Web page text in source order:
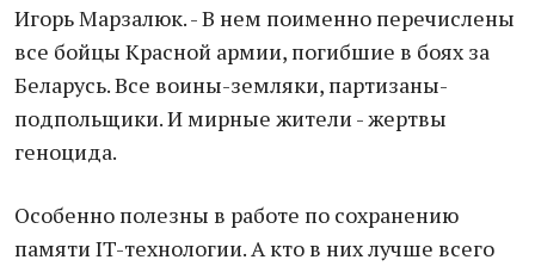
Игорь Марзалюк. - В нем поименно перечислены
все бойцы Красной армии, погибшие в боях за
Беларусь. Все воины-земляки, партизаны-
подпольщики. И мирные жители - жертвы
геноцида.
Особенно полезны в работе по сохранению
памяти IT-технологии. А кто в них лучше всего